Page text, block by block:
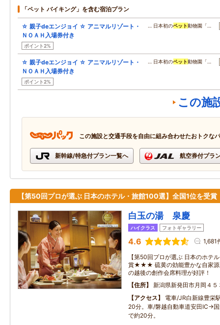
「ペット バイキング」を含む宿泊プラン
☆ 親子deエンジョイ ☆ アニマルリゾート・
ＮＯＡＨ入場券付き
ポイント2%
… 日本初のペット 動物園「…
☆ 親子deエンジョイ ☆ アニマルリゾート・
ＮＯＡＨ入場券付き
ポイント2%
… 日本初のペット 動物園「…
この施
この施設と交通手段を自由に組み合わせたおトクな
新幹線/特急付プラン一覧へ 航空券付プラ
【第50回プロが選ぶ 日本のホテル・旅館100選】全国1位を受賞
白玉の湯 泉慶
ハイクラス フォトギャラリー
4.6 1,681
【第50回プロが選ぶ 日本のホテ
賞★★★ 硫黄の効能豊かな自家源
の越後の創作会席料理が好評！
住所
新潟県新発田市月岡４５
アクセス
電車/JR白新線豊栄
20分。車/磐越自動車道安田IC→
で約20分。